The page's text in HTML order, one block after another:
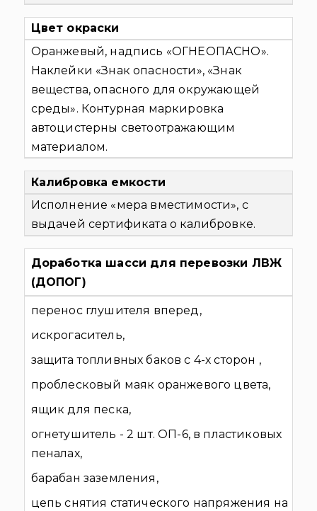
Цвет окраски
Оранжевый, надпись «ОГНЕОПАСНО».
Наклейки «Знак опасности», «Знак
вещества, опасного для окружающей
среды». Контурная маркировка
автоцистерны светоотражающим
материалом.
Калибровка емкости
Исполнение «мера вместимости», с
выдачей сертификата о калибровке.
Доработка шасси для перевозки ЛВЖ
(ДОПОГ)
перенос глушителя вперед,
искрогаситель,
защита топливных баков с 4-х сторон ,
проблесковый маяк оранжевого цвета,
ящик для песка,
огнетушитель - 2 шт. ОП-6, в пластиковых
пеналах,
барабан заземления,
цепь снятия статического напряжения на